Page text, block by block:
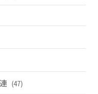
(47)